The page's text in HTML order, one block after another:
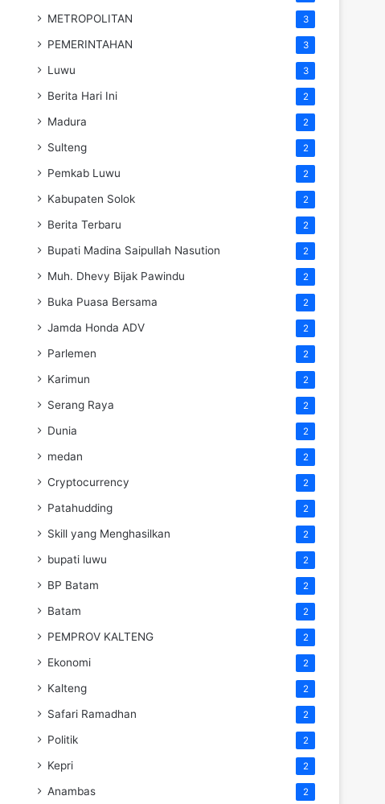
METROPOLITAN 3
PEMERINTAHAN 3
Luwu 3
Berita Hari Ini 2
Madura 2
Sulteng 2
Pemkab Luwu 2
Kabupaten Solok 2
Berita Terbaru 2
Bupati Madina Saipullah Nasution 2
Muh. Dhevy Bijak Pawindu 2
Buka Puasa Bersama 2
Jamda Honda ADV 2
Parlemen 2
Karimun 2
Serang Raya 2
Dunia 2
medan 2
Cryptocurrency 2
Patahudding 2
Skill yang Menghasilkan 2
bupati luwu 2
BP Batam 2
Batam 2
PEMPROV KALTENG 2
Ekonomi 2
Kalteng 2
Safari Ramadhan 2
Politik 2
Kepri 2
Anambas 2